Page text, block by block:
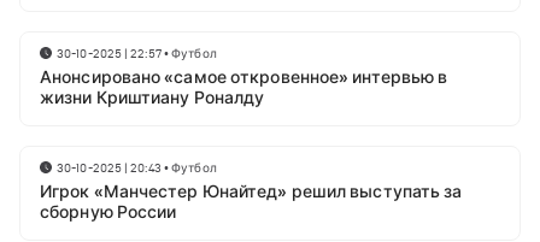
30-10-2025 | 22:57•Футбол
Анонсировано «самое откровенное» интервью в
жизни Криштиану Роналду
30-10-2025 | 20:43 •Футбол
Игрок «Манчестер Юнайтед» решил выступать за
сборную России